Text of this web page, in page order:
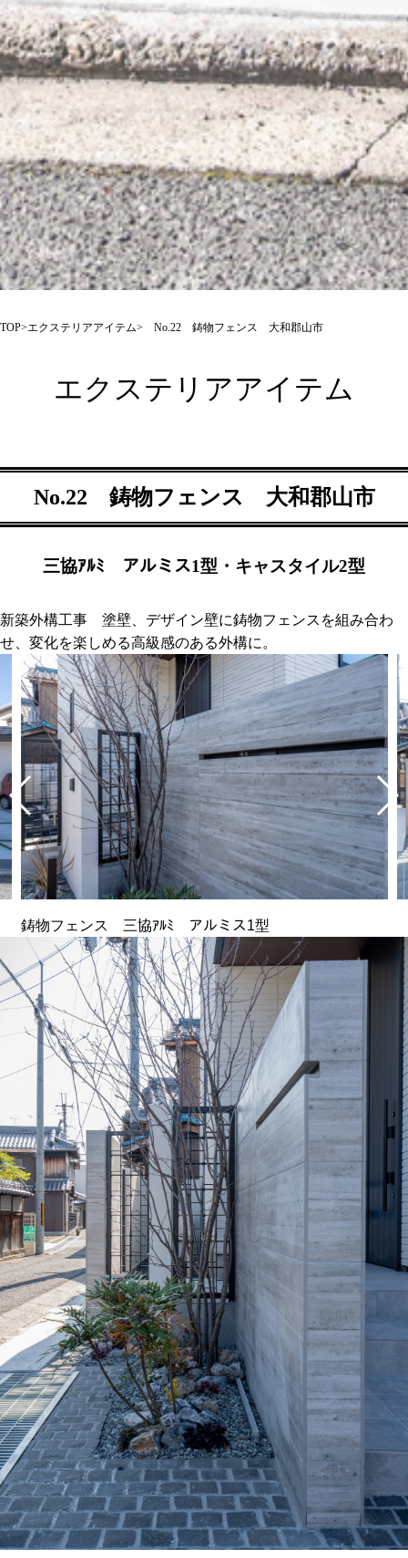
TOP>エクステリアアイテム> No.22 鋳物フェンス 大和郡山市
エクステリアアイテム
No.22 鋳物フェンス 大和郡山市
三協ｱﾙﾐ アルミス1型・キャスタイル2型
新築外構工事 塗壁、デザイン壁に鋳物フェンスを組み合わ
せ、変化を楽しめる高級感のある外構に。
鋳物フェンス 三協ｱﾙﾐ アルミス1型